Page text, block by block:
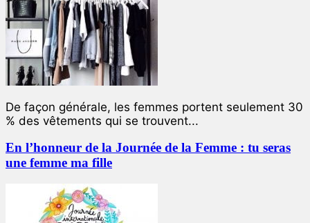
De façon générale, les femmes portent seulement 30
% des vêtements qui se trouvent...
En l’honneur de la Journée de la Femme : tu seras
une femme ma fille